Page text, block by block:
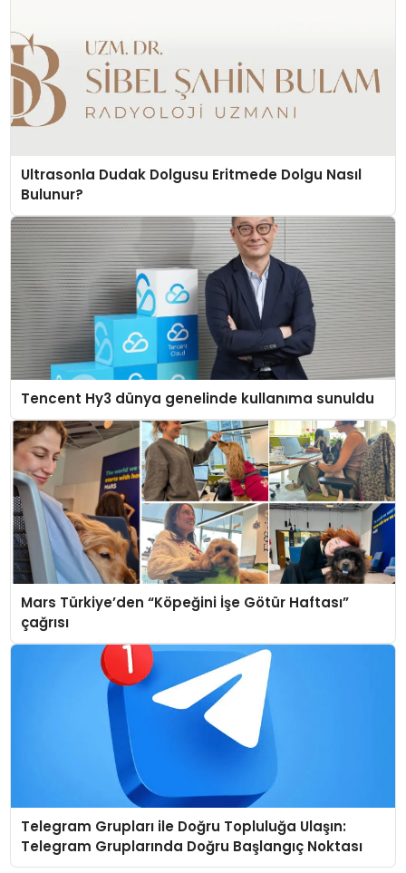
Ultrasonla Dudak Dolgusu Eritmede Dolgu Nasıl
Bulunur?
Tencent Hy3 dünya genelinde kullanıma sunuldu
Mars Türkiye’den “Köpeğini İşe Götür Haftası”
çağrısı
Telegram Grupları ile Doğru Topluluğa Ulaşın:
Telegram Gruplarında Doğru Başlangıç Noktası